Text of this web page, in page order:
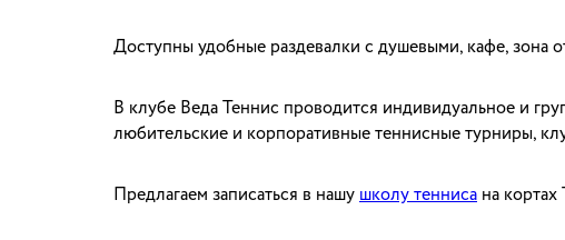
Доступны удобные раздевалки с душевыми, кафе, зона
В клубе Веда Теннис проводится индивидуальное и
любительские и корпоративные теннисные турниры,
Предлагаем записаться в нашу школу тенниса на